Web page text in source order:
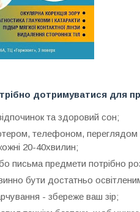
дотримуватися для
та здоровий сон;
телефоном, переглядом
20-40хвилин;
письма предмети потрібно
бути достатньо
- збереже ваш зір;